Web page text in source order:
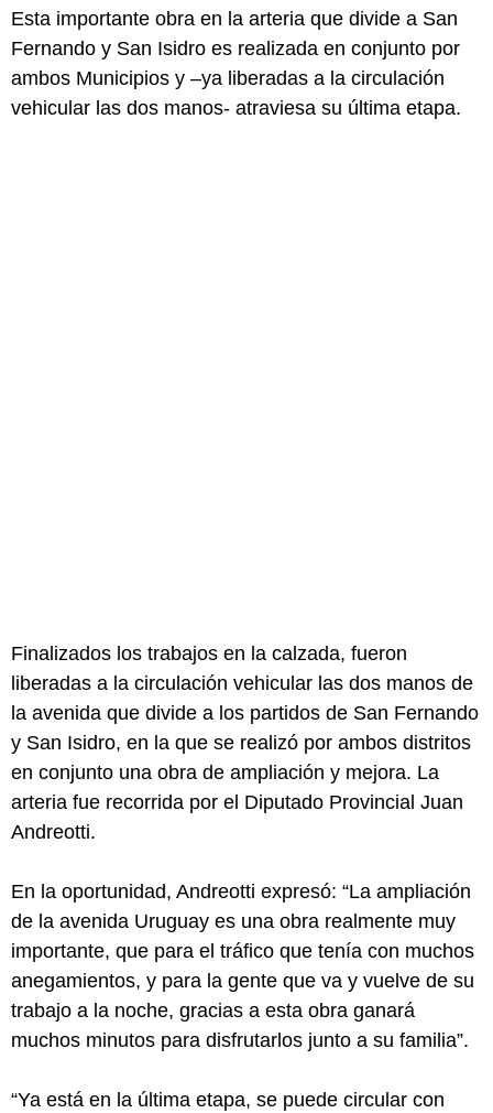
Esta importante obra en la arteria que divide a San
Fernando y San Isidro es realizada en conjunto por
ambos Municipios y –ya liberadas a la circulación
vehicular las dos manos- atraviesa su última etapa.
Finalizados los trabajos en la calzada, fueron
liberadas a la circulación vehicular las dos manos de
la avenida que divide a los partidos de San Fernando
y San Isidro, en la que se realizó por ambos distritos
en conjunto una obra de ampliación y mejora. La
arteria fue recorrida por el Diputado Provincial Juan
Andreotti.
En la oportunidad, Andreotti expresó: “La ampliación
de la avenida Uruguay es una obra realmente muy
importante, que para el tráfico que tenía con muchos
anegamientos, y para la gente que va y vuelve de su
trabajo a la noche, gracias a esta obra ganará
muchos minutos para disfrutarlos junto a su familia”.
“Ya está en la última etapa, se puede circular con